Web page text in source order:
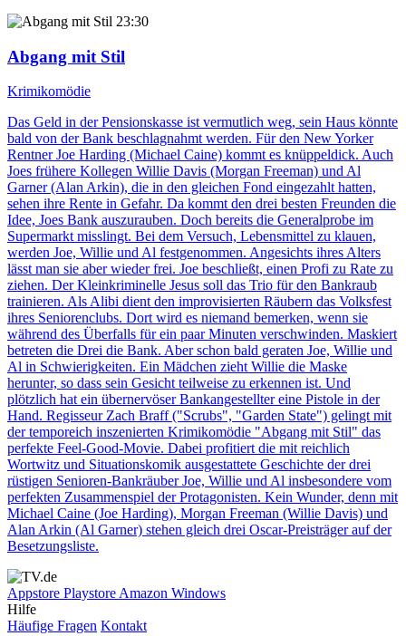
23:30
Abgang mit Stil
Krimikomödie
Das Geld in der Pensionskasse ist vermutlich weg, sein Haus könnte
bald von der Bank beschlagnahmt werden. Für den New Yorker
Rentner Joe Harding (Michael Caine) kommt es knüppeldick. Auch
Joes frühere Kollegen Willie Davis (Morgan Freeman) und Al
Garner (Alan Arkin), die in den gleichen Fond eingezahlt hatten,
sehen ihre Rente in Gefahr. Da kommt den drei besten Freunden die
Idee, Joes Bank auszurauben. Doch bereits die Generalprobe im
Supermarkt misslingt. Bei dem Versuch, Lebensmittel zu klauen,
werden Joe, Willie und Al festgenommen. Angesichts ihres Alters
lässt man sie aber wieder frei. Joe beschließt, einen Profi zu Rate zu
ziehen. Der Kleinkriminelle Jesus soll das Trio für den Bankraub
trainieren. Als Alibi dient den improvisierten Räubern das Volksfest
ihres Seniorenclubs. Dort wird es niemand bemerken, wenn sie
während des Überfalls für ein paar Minuten verschwinden. Maskiert
betreten die Drei die Bank. Aber schon bald geraten Joe, Willie und
Al in Schwierigkeiten. Ein Mädchen zieht Willie die Maske
herunter, so dass sein Gesicht teilweise zu erkennen ist. Und
plötzlich hat ein übernervöser Bankangestellter eine Pistole in der
Hand. Regisseur Zach Braff ("Scrubs", "Garden State") gelingt mit
der temporeich inszenierten Krimikomödie "Abgang mit Stil" das
perfekte Feel-Good-Movie. Dabei profitiert die mit reichlich
Wortwitz und Situationskomik ausgestattete Geschichte der drei
rüstigen Senioren-Bankräuber Joe, Willie und Al insbesondere vom
perfekten Zusammenspiel der Protagonisten. Kein Wunder, denn mit
Michael Caine (Joe Harding), Morgan Freeman (Willie Davis) und
Alan Arkin (Al Garner) stehen gleich drei Oscar-Preisträger auf der
Besetzungsliste.
Appstore PlaystoreAmazon Windows
Hilfe
Häufige Fragen Kontakt